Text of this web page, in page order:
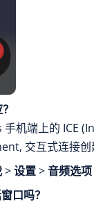
手机端上的 ICE
交互式连接创
>设置>音频选项
口吗？